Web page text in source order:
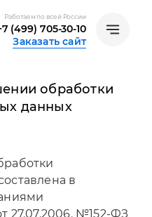
Работаем по всей России
(499) 705-30-10
Заказать сайт
обработки
данных
в
27.07.2006. №152-ФЗ